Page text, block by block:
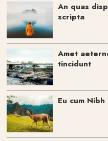
An quas
scripta
Amet
tincidunt
Eu cum